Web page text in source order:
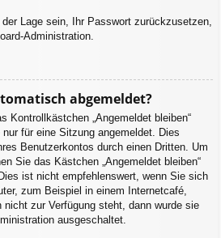
Lage sein, Ihr Passwort zurückzusetzen,
Administration.
abgemeldet?
Kontrollkästchen „Angemeldet bleiben“
für eine Sitzung angemeldet. Dies
Benutzerkontos durch einen Dritten. Um
Sie das Kästchen „Angemeldet bleiben“
ist nicht empfehlenswert, wenn Sie sich
zum Beispiel in einem Internetcafé,
nicht zur Verfügung steht, dann wurde sie
ausgeschaltet.